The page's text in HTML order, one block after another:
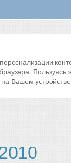
Пользуясь
Вашем устройстве.